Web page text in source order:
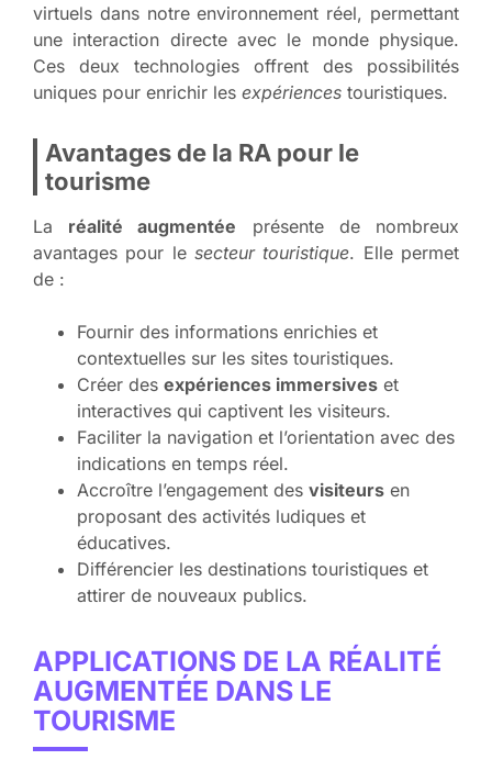
virtuels dans notre environnement réel, permettant
une interaction directe avec le monde physique.
Ces deux technologies offrent des possibilités
uniques pour enrichir les expériences touristiques.
Avantages de la RA pour le
tourisme
La réalité augmentée présente de nombreux
avantages pour le secteur touristique. Elle permet
de :
Fournir des informations enrichies et
contextuelles sur les sites touristiques.
Créer des expériences immersives et
interactives qui captivent les visiteurs.
Faciliter la navigation et l’orientation avec des
indications en temps réel.
Accroître l’engagement des visiteurs en
proposant des activités ludiques et
éducatives.
Différencier les destinations touristiques et
attirer de nouveaux publics.
APPLICATIONS DE LA RÉALITÉ
AUGMENTÉE DANS LE
TOURISME